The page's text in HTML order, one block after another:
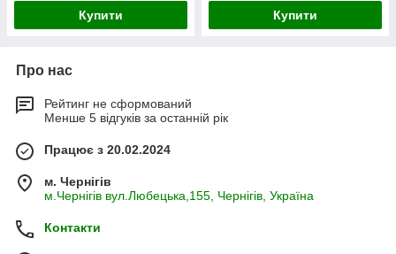
Купити Купити
Про нас
Рейтинг не сформований
Менше 5 відгуків за останній рік
Працює з 20.02.2024
м. Чернігів
м.Чернігів вул.Любецька,155, Чернігів, Україна
Контакти